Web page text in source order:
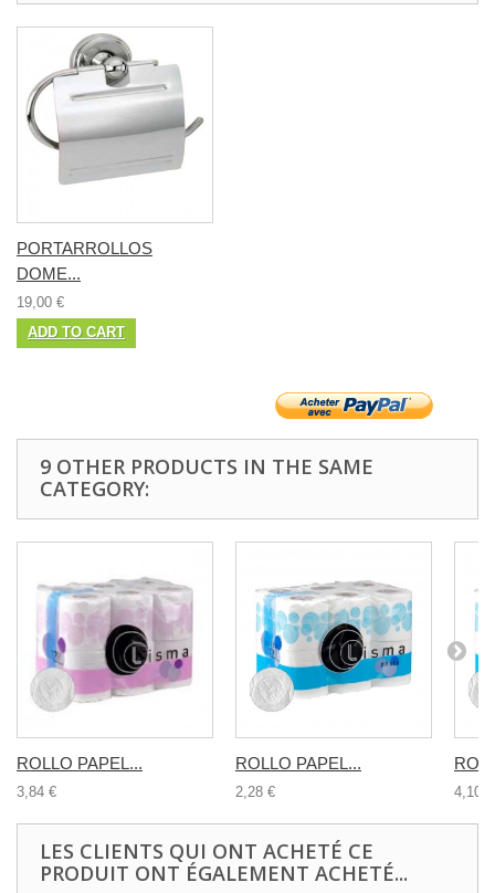
PORTARROLLOS
DOME...
19,00 €
ADD TO CART
9 OTHER PRODUCTS IN THE SAME
CATEGORY:
ROLLO PAPEL...
3,84 €
ROLLO PAPEL...
2,28 € 4,10 €
LES CLIENTS QUI ONT ACHETÉ CE
PRODUIT ONT ÉGALEMENT ACHETÉ...